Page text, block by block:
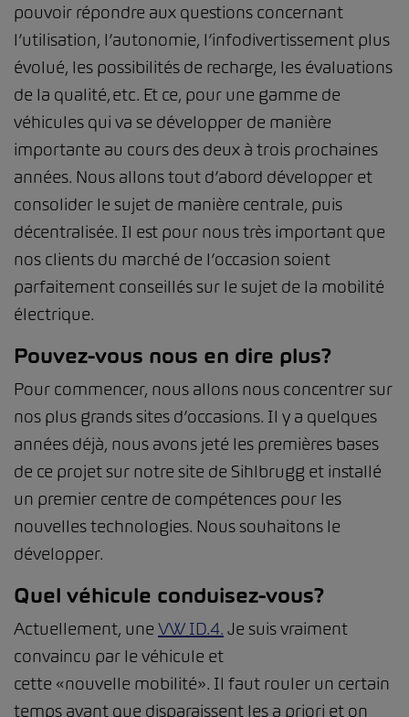
pouvoir répondre aux questions concernant
l’utilisation, l’autonomie, l’infodivertissement plus
évolué, les possibilités de recharge, les évaluations
de la qualité, etc. Et ce, pour une gamme de
véhicules qui va se développer de manière
importante au cours des deux à trois prochaines
années. Nous allons tout d’abord développer et
consolider le sujet de manière centrale, puis
décentralisée. Il est pour nous très important que
nos clients du marché de l’occasion soient
parfaitement conseillés sur le sujet de la mobilité
électrique.
Pouvez-vous nous en dire plus?
Pour commencer, nous allons nous concentrer sur
nos plus grands sites d’occasions. Il y a quelques
années déjà, nous avons jeté les premières bases
de ce projet sur notre site de Sihlbrugg et installé
un premier centre de compétences pour les
nouvelles technologies. Nous souhaitons le
développer.
Quel véhicule conduisez-vous?
Actuellement, une VW ID.4. Je suis vraiment
convaincu par le véhicule et
cette «nouvelle mobilité». Il faut rouler un certain
temps avant que disparaissent les a priori et on